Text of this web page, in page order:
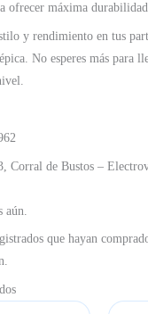
ofrecer máxima
y rendimiento en tus
No esperes más para
Corral de Bustos –
que hayan